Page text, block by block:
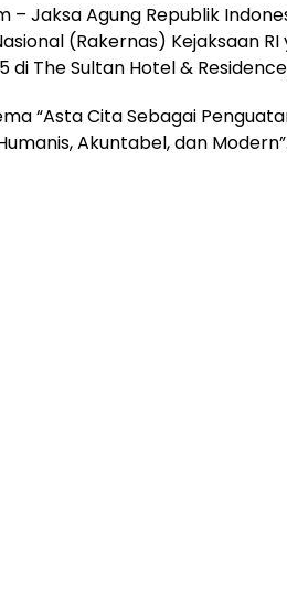
– Jaksa Agung Republik
(Rakernas) Kejaksaan
di The Sultan Hotel &
“Asta Cita Sebagai
Akuntabel, dan Modern”.